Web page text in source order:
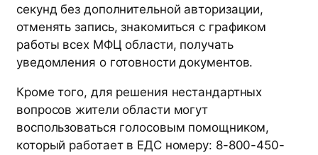
секунд без дополнительной авторизации,
отменять запись, знакомиться с графиком
работы всех МФЦ области, получать
уведомления о готовности документов.
Кроме того, для решения нестандартных
вопросов жители области могут
воспользоваться голосовым помощником,
который работает в ЕДС номеру: 8-800-450-